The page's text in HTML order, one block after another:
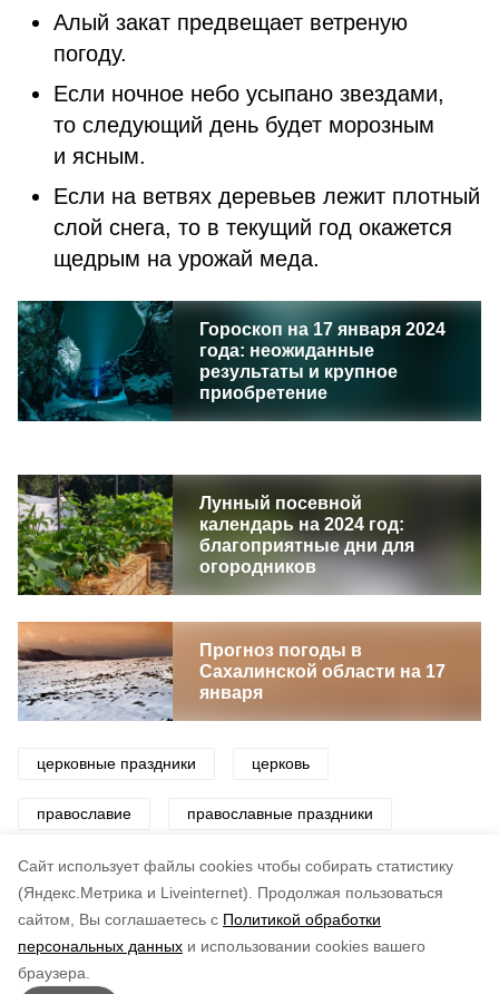
Cайт использует файлы cookies чтобы собирать статистику
(Яндекс.Метрика и Liveinternet).
Продолжая пользоваться
сайтом, Вы соглашаетесь с Политикой обработки
персональных данных и использовании cookies вашего
браузера.
Алый закат предвещает ветреную
погоду.
Если ночное небо усыпано звездами,
то следующий день будет морозным
и ясным.
Если на ветвях деревьев лежит плотный
слой снега, то в текущий год окажется
щедрым на урожай меда.
Гороскоп на 17 января 2024
года: неожиданные
результаты и крупное
приобретение
Лунный посевной
календарь на 2024 год:
благоприятные дни для
огородников
Прогноз погоды в
Сахалинской области на 17
января
церковные праздники церковь
православие православные праздники
традиции приметы
по оценке
5